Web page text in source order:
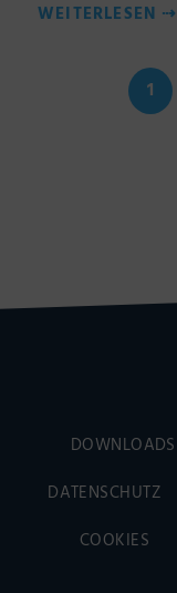
WEITERLESEN ⇢
1
DOWNLOADS
DATENSCHUTZ
COOKIES